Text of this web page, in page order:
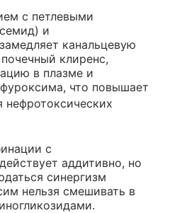
с петлевыми
и
канальцевую
клиренс,
в плазме и
что повышает
нефротоксических
с
аддитивно, но
синергизм
нельзя смешивать в